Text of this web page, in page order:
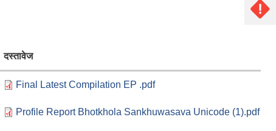
दस्तावेज
Final Latest Compilation EP .pdf
Profile Report Bhotkhola Sankhuwasava Unicode (1).pdf